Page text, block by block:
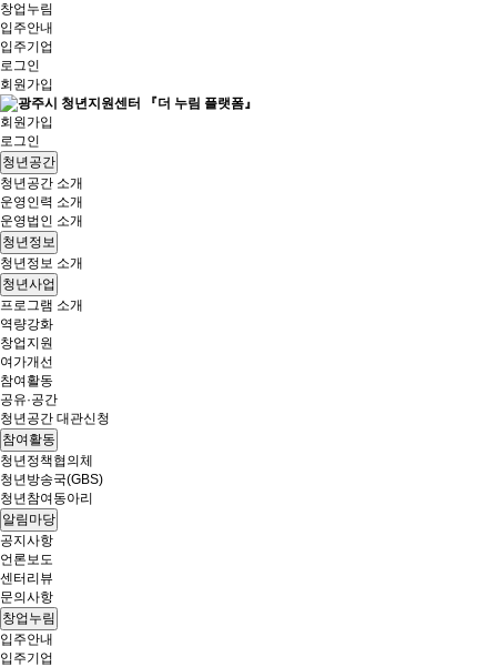
창업누림
입주안내
입주기업
로그인
회원가입
회원가입
로그인
청년공간
청년공간 소개
운영인력 소개
운영법인 소개
청년정보
청년정보 소개
청년사업
프로그램 소개
역량강화
창업지원
여가개선
참여활동
공유·공간
청년공간 대관신청
참여활동
청년정책협의체
청년방송국(GBS)
청년참여동아리
알림마당
공지사항
언론보도
센터리뷰
문의사항
창업누림
입주안내
입주기업